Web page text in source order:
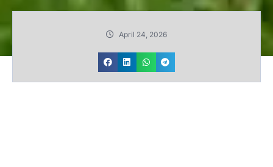
April 24, 2026